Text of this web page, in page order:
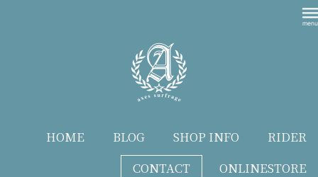
HOME BLOG SHOP INFO
RIDER
CONTACT
ONLINESTORE